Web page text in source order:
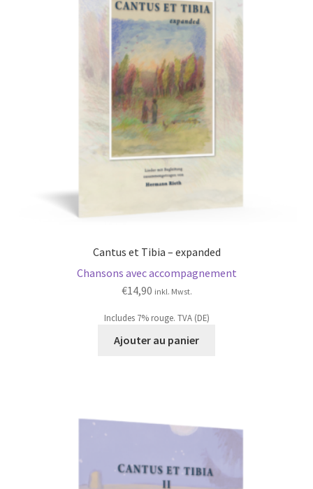
Cantus et Tibia – expanded
Chansons avec accompagnement
€14,90 inkl. Mwst.
Includes 7% rouge. TVA (DE)
Ajouter au panier